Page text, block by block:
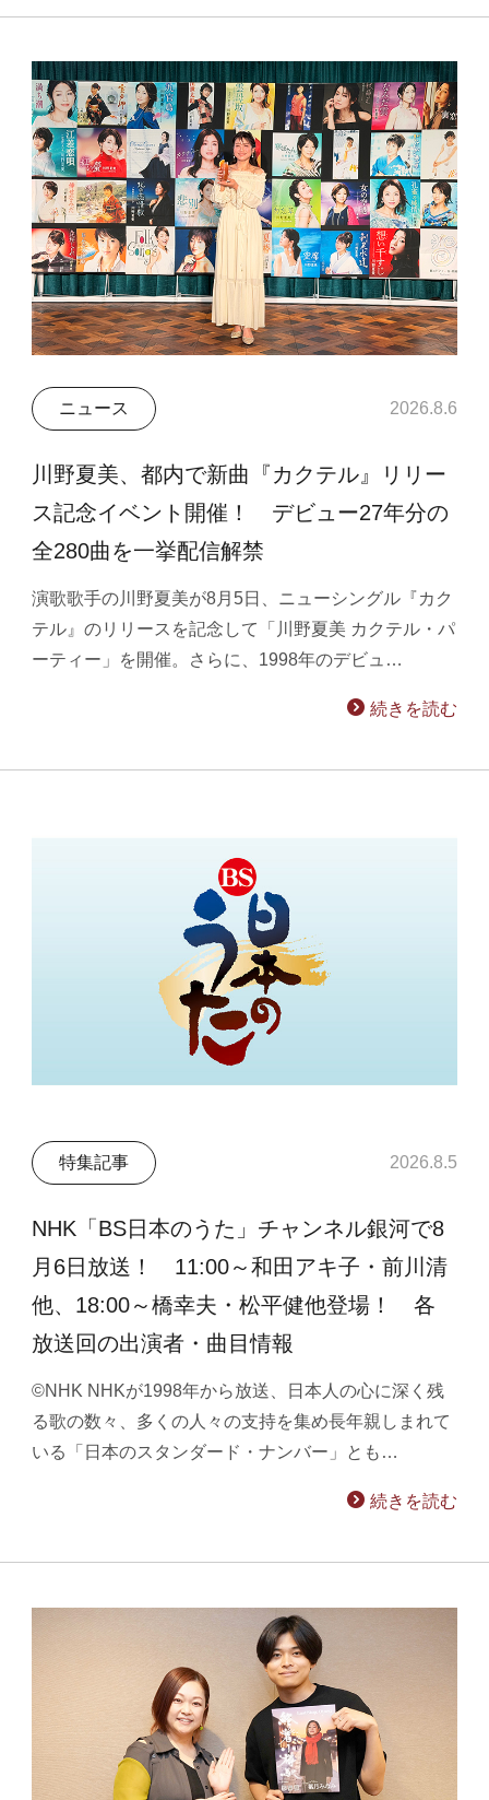
ニュース 2026.8.6
川野夏美、都内で新曲『カクテル』リリー
ス記念イベント開催！ デビュー27年分の
全280曲を一挙配信解禁
演歌歌手の川野夏美が8月5日、ニューシングル『カク
テル』のリリースを記念して「川野夏美 カクテル・パ
ーティー」を開催。さらに、1998年のデビュ…
続きを読む
特集記事 2026.8.5
NHK「BS日本のうた」チャンネル銀河で8
月6日放送！ 11:00～和田アキ子・前川清
他、18:00～橋幸夫・松平健他登場！ 各
放送回の出演者・曲目情報
©NHK NHKが1998年から放送、日本人の心に深く残
る歌の数々、多くの人々の支持を集め長年親しまれて
いる「日本のスタンダード・ナンバー」とも…
続きを読む